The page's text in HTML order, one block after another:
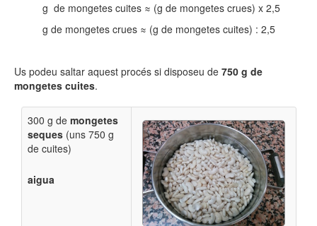
g de mongetes cuites ≈ (g de mongetes crues) x 2,5
g de mongetes crues ≈ (g de mongetes cuites) : 2,5
Us podeu saltar aquest procés si disposeu de 750 g de
mongetes cuites.
300 g de mongetes
seques(uns 750 g
de cuites)
aigua